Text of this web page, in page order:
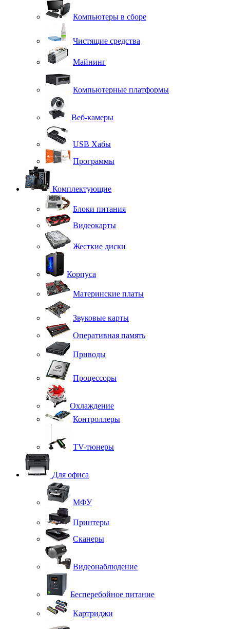
Компьютеры в сборе
Чистящие средства
Майнинг
Компьютерные платформы
Веб-камеры
USB Хабы
Программы
Комплектующие
Блоки питания
Видеокарты
Жесткие диски
Корпуса
Материнские платы
Звуковые карты
Оперативная память
Приводы
Процессоры
Охлаждение
Контроллеры
TV-тюнеры
Для офиса
МФУ
Принтеры
Сканеры
Видеонаблюдение
Бесперебойное питание
Картриджи